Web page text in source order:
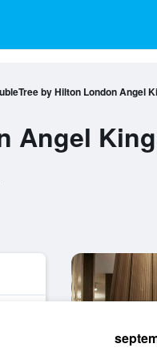
by Hilton London Angel
Angel